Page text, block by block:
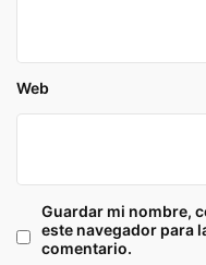
Web
Guardar mi nombre,
este navegador para
comentario.